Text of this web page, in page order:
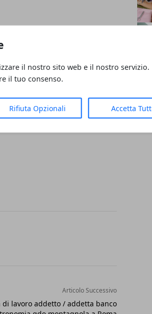
il nostro sito web e il nostro servizio.
il tuo consenso.
Rifiuta Opzionali Accetta
Articolo Successivo
di lavoro addetto / addetta banco